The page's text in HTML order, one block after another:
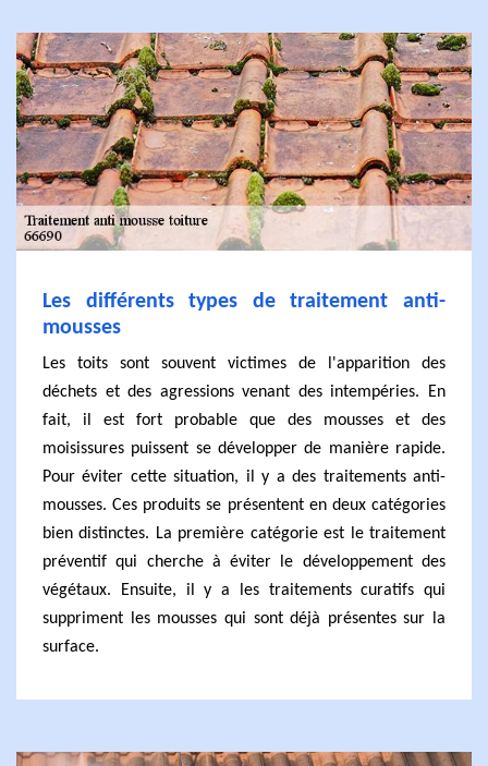
Les différents types de traitement anti-
mousses
Les toits sont souvent victimes de l'apparition des
déchets et des agressions venant des intempéries. En
fait, il est fort probable que des mousses et des
moisissures puissent se développer de manière rapide.
Pour éviter cette situation, il y a des traitements anti-
mousses. Ces produits se présentent en deux catégories
bien distinctes. La première catégorie est le traitement
préventif qui cherche à éviter le développement des
végétaux. Ensuite, il y a les traitements curatifs qui
suppriment les mousses qui sont déjà présentes sur la
surface.